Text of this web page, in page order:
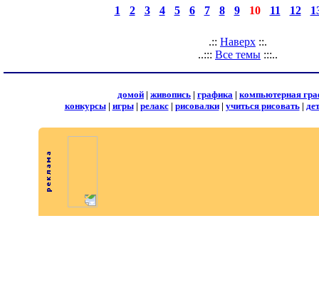
1 2· 3· 4· 5· 6· 7· 8· 9· 10· 11 12·
.:: Наверх ::.
..::: Все темы :::..
домой | живопись | графика | компьютерная
конкурсы| игры| релакс| рисовалки| учиться рисовать|